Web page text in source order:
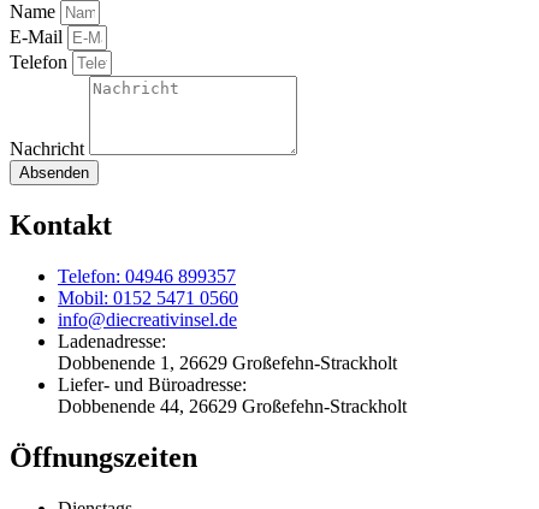
Name
E-Mail
Telefon
Nachricht
Absenden
Kontakt
Telefon: 04946 899357
Mobil: 0152 5471 0560
info@diecreativinsel.de
Ladenadresse:
Dobbenende 1, 26629 Großefehn-Strackholt
Liefer- und Büroadresse:
Dobbenende 44, 26629 Großefehn-Strackholt
Öffnungszeiten